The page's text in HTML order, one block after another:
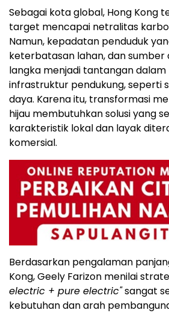
Sebagai kota global, Hong Kong
target mencapai netralitas
Namun, kepadatan penduduk
keterbatasan lahan, dan sumber
langka menjadi tantangan
infrastruktur pendukung, seperti
daya. Karena itu, transformasi
hijau membutuhkan solusi yang
karakteristik lokal dan layak
komersial.
Berdasarkan pengalaman
Kong, Geely Farizon menilai
electric + pure electric"sangat
kebutuhan dan arah